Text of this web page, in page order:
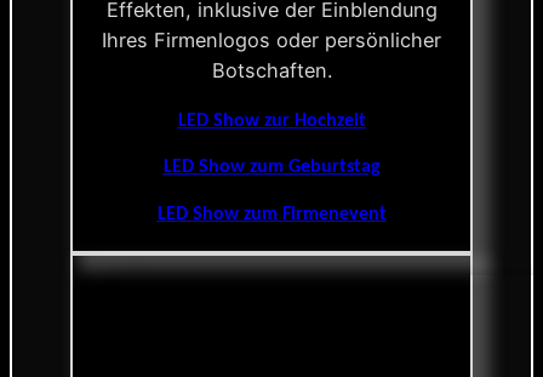
Effekten, inklusive der Einblendung
Ihres Firmenlogos oder persönlicher
Botschaften.
LED Show zur Hochzeit
LED Show zum Geburtstag
LED Show zum Firmenevent